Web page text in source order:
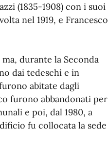
(1835-1908) con i suoi
nel 1919, e Francesco
durante la Seconda
dai tedeschi e in
abitate dagli
furono abbandonati per
e poi, dal 1980, a
fu collocata la sede